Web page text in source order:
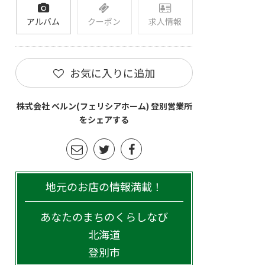
アルバム クーポン 求人情報
お気に入りに追加
株式会社 ベルン(フェリシアホーム) 登別営業所
をシェアする
地元のお店の情報満載！
あなたのまちのくらしなび
北海道
登別市